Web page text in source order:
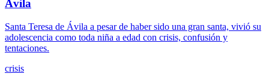
Ávila
Santa Teresa de Ávila a pesar de haber sido una gran santa, vivió su
adolescencia como toda niña a edad con crisis, confusión y
tentaciones.
crisis